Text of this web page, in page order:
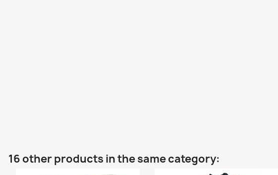
16 other products in the same category: